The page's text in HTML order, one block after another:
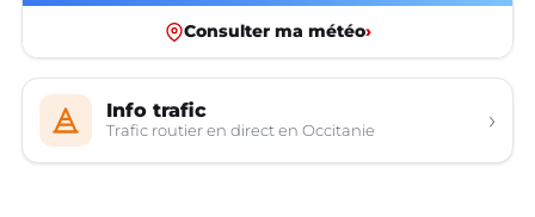
Consulter ma météo›
Info trafic
Trafic routier en direct en Occitanie ›